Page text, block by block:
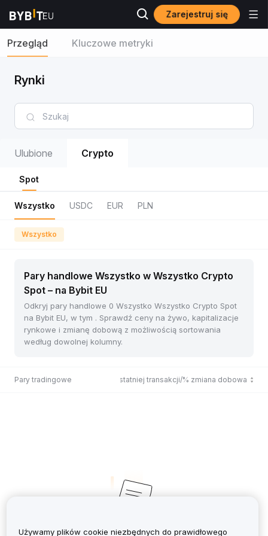
Zarejestruj się
Przegląd Kluczowe metryki
Rynki
Ulubione Crypto
Spot
Wszystko USDC EUR PLN
Wszystko
Pary handlowe Wszystko w Wszystko Crypto
Spot – na Bybit EU
Odkryj pary handlowe 0 Wszystko Wszystko Crypto Spot
na Bybit EU, w tym . Sprawdź ceny na żywo, kapitalizacje
rynkowe i zmianę dobową z możliwością sortowania
według dowolnej kolumny.
Pary tradingowe Cena ostatniej transakcji/% zmiana dobowa
Używamy plików cookie niezbędnych do prawidłowego